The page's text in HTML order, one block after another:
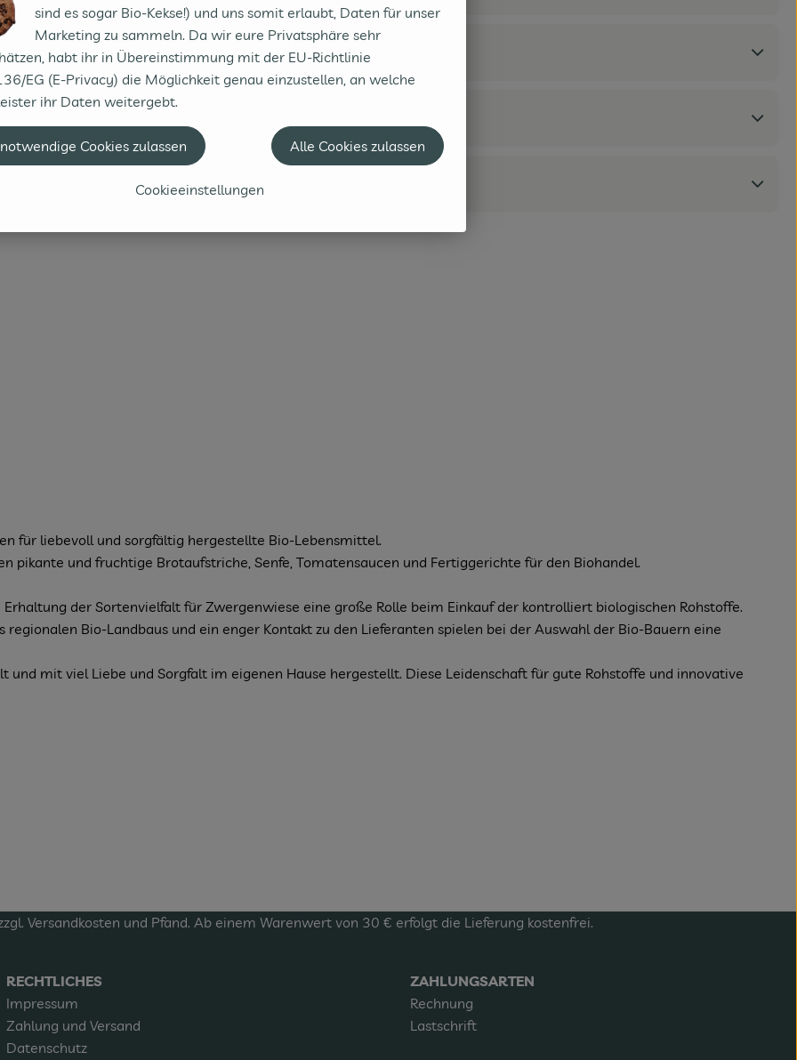
für liebevoll und sorgfältig hergestellte Bio-Lebensmittel.
pikante und fruchtige Brotaufstriche, Senfe, Tomatensaucen und Fertiggerichte für den Biohandel.
der Sortenvielfalt für Zwergenwiese eine große Rolle beim Einkauf der kontrolliert biologischen Rohstoffe.
regionalen Bio-Landbaus und ein enger Kontakt zu den Lieferanten spielen bei der Auswahl der Bio-Bauern eine
mit viel Liebe und Sorgfalt im eigenen Hause hergestellt. Diese Leidenschaft für gute Rohstoffe und innovative
Versandkosten und Pfand. Ab einem Warenwert von 30 € erfolgt die Lieferung kostenfrei.
RECHTLICHES
Impressum
Zahlung und Versand
Datenschutz
ZAHLUNGSARTEN
Rechnung
Lastschrift
sind es sogar Bio-Kekse!) und uns somit erlaubt, Daten für unser
Marketing zu sammeln. Da wir eure Privatsphäre sehr
habt ihr in Übereinstimmung mit der EU-Richtlinie
EG (E-Privacy) die Möglichkeit genau einzustellen, an welche
ihr Daten weitergebt.
Cookieeinstellungen
Cookies zulassen Alle Cookies zulassen